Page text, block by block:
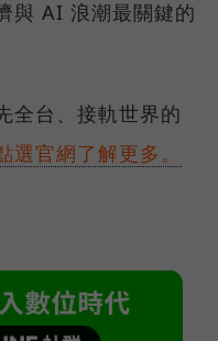
與 AI 浪潮最關鍵的
全台、接軌世界的
選官網了解更多。